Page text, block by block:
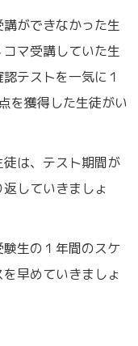
ができなかった生
マ受講していた生
テストを一気に１
を獲得した生徒がい
は、テスト期間が
していきましょ
生の１年間のスケ
早めていきましょ